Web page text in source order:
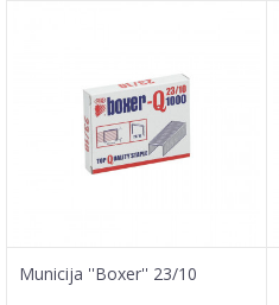
Municija ''Boxer'' 23/10